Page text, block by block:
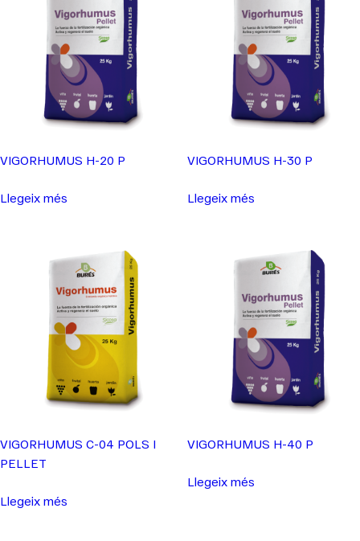
VIGORHUMUS H-20 P
Llegeix més
VIGORHUMUS H-30 P
Llegeix més
VIGORHUMUS C-04 POLS I
PELLET
Llegeix més
VIGORHUMUS H-40 P
Llegeix més